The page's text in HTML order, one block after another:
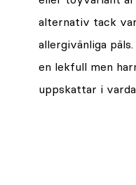
alternativ tack
allergivänliga
en lekfull men
uppskattar i